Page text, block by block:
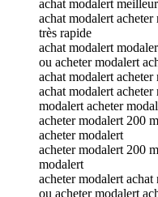
achat modalert
achat modalert
très rapide
achat modalert
ou acheter modalert
achat modalert acheter
achat modalert
modalert acheter
acheter modalert 200
acheter modalert
acheter modalert 200
modalert
acheter modalert achat
ou acheter modalert